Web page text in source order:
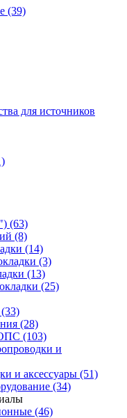
(39)
для источников
(63)
(8)
(14)
(3)
(13)
(25)
(33)
(28)
(103)
и
и аксессуары (51)
(34)
(46)